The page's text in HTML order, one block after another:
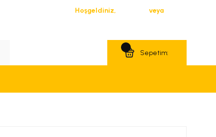
Hoşgeldiniz, veya
Sepetim: